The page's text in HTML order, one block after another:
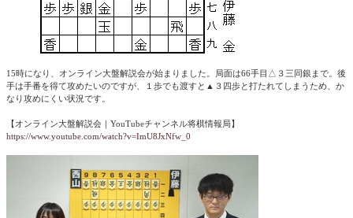
15時になり、オンライン大盤解説会が始まりました。局面は66手目△３三同銀まで。後
手は手番を得て攻めたいのですが、１歩でも渡すと▲３四歩と打たれてしまうため、か
なり攻めにくい状況です。
【オンライン大盤解説会｜YouTubeチャンネル将棋情報局】
https://www.youtube.com/watch?v=ImU8JxNfw_0